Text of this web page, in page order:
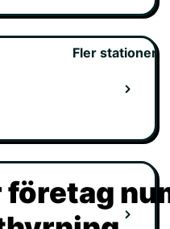
Fler stationer